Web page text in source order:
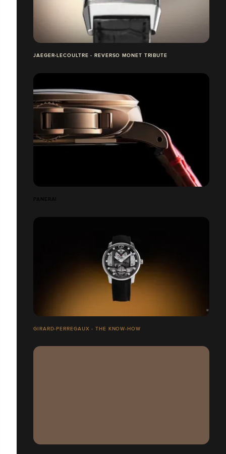
JAEGER-LECOULTRE - REVERSO MONET TRIBUTE
PANERAI
GIRARD-PERREGAUX - THE KNOW-HOW